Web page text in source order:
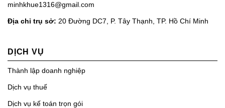
minhkhue1316@gmail.com
Địa chỉ trụ sở: 20 Đường DC7, P. Tây Thạnh, TP. Hồ Chí Minh
DỊCH VỤ
Thành lập doanh nghiệp
Dịch vụ thuế
Dịch vụ kế toán trọn gói